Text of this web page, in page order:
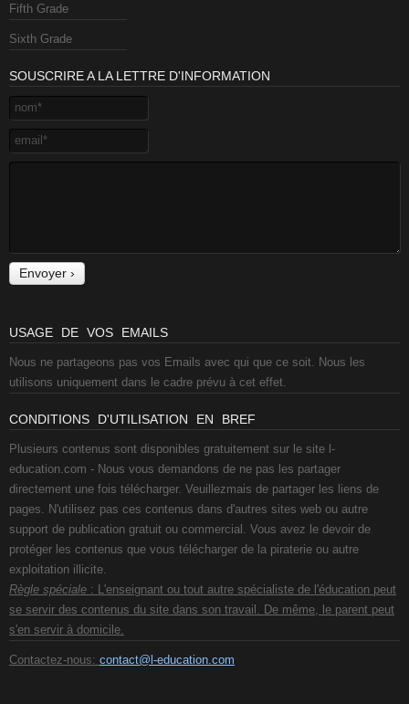
Fifth Grade
Sixth Grade
SOUSCRIRE A LA LETTRE D'INFORMATION
USAGE DE VOS EMAILS
Nous ne partageons pas vos Emails avec qui que ce soit. Nous les
utilisons uniquement dans le cadre prévu à cet effet.
CONDITIONS D'UTILISATION EN BREF
Plusieurs contenus sont disponibles gratuitement sur le site l-
education.com - Nous vous demandons de ne pas les partager
directement une fois télécharger. Veuillezmais de partager les liens de
pages. N'utilisez pas ces contenus dans d'autres sites web ou autre
support de publication gratuit ou commercial. Vous avez le devoir de
protéger les contenus que vous télécharger de la piraterie ou autre
exploitation illicite.
Règle spéciale : L'enseignant ou tout autre spécialiste de l'éducation peut
se servir des contenus du site dans son travail. De même, le parent peut
s'en servir à domicile.
Contactez-nous: contact@l-education.com